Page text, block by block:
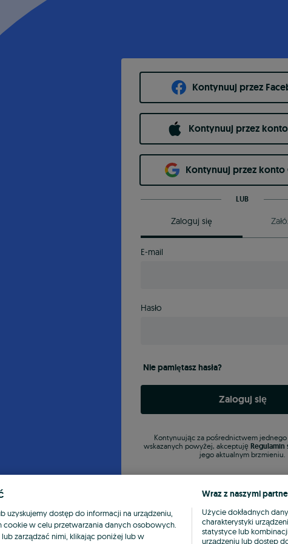
Kontynuuj przez
Kontynuuj przez
Kontynuuj przez
LUB
Zaloguj się
E-mail
Hasło
Nie pamiętasz hasła?
Zaloguj się
Kontynuując za pośrednictwem
wskazanych powyżej, akceptuję Regulamin
jego aktualnym brzmieniu.
uzyskujemy dostęp do informacji na urządzeniu,
w celu przetwarzania danych osobowych.
zarządzać nimi, klikając poniżej lub w
Wraz z naszymi
Użycie dokładnych
charakterystyki
statystyce lub
urządzeniu lub dostęp